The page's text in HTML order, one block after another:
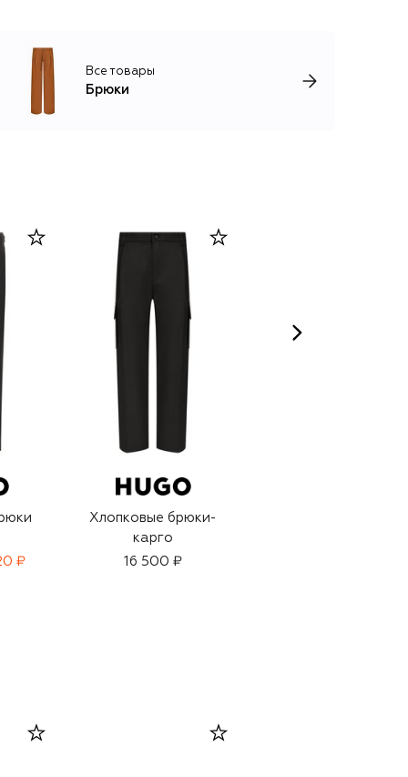
Все товары
Брюки
₽
Хлопковые брюки-
карго
16 500 ₽